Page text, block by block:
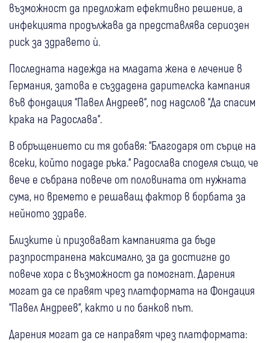
възможност да предложат ефективно решение, а
инфекцията продължава да представлява сериозен
риск за здравето ѝ.
Последната надежда на младата жена е лечение в
Германия, затова е създадена дарителска кампания
във фондация “Павел Андреев“, под надслов “Да спасим
крака на Радослава“.
В обръщението си тя добавя: “Благодаря от сърце на
всеки, който подаде ръка.“ Радослава споделя също, че
вече е събрана повече от половината от нужната
сума, но времето е решаващ фактор в борбата за
нейното здраве.
Близките ѝ призовават кампанията да бъде
разпространена максимално, за да достигне до
повече хора с възможност да помогнат. Дарения
могат да се правят чрез платформата на Фондация
“Павел Андреев“, както и по банков път.
Дарения могат да се направят чрез платформата: